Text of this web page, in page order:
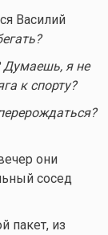
Василий
Думаешь, я не
к спорту?
они
сосед
пакет, из